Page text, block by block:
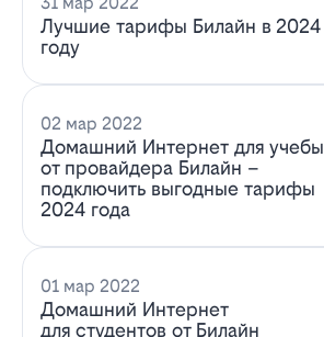
Лучшие тарифы Билайн в 2024
году
02 мар 2022
Домашний Интернет для учебы
от провайдера Билайн –
подключить выгодные тарифы
2024 года
01 мар 2022
Домашний Интернет
для студентов от Билайн